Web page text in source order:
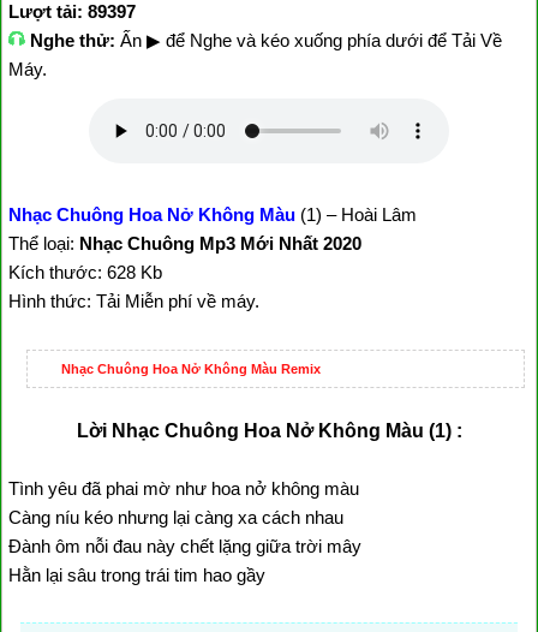
Lượt tải: 89397
Nghe thử: Ấn ▶ để Nghe và kéo xuống phía dưới để Tải Về
Máy.
Nhạc Chuông Hoa Nở Không Màu (1) – Hoài Lâm
Thể loại: Nhạc Chuông Mp3 Mới Nhất 2020
Kích thước: 628 Kb
Hình thức: Tải Miễn phí về máy.
Nhạc Chuông Hoa Nở Không Màu Remix
Lời Nhạc Chuông Hoa Nở Không Màu (1) :
Tình yêu đã phai mờ như hoa nở không màu
Càng níu kéo nhưng lại càng xa cách nhau
Đành ôm nỗi đau này chết lặng giữa trời mây
Hằn lại sâu trong trái tim hao gầy